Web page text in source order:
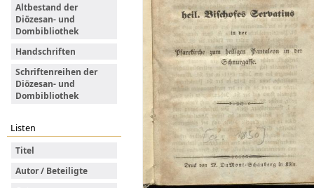
Altbestand der
Diözesan- und
Dombibliothek
Handschriften
Schriftenreihen der
Diözesan- und
Dombibliothek
Listen
Titel
Autor / Beteiligte